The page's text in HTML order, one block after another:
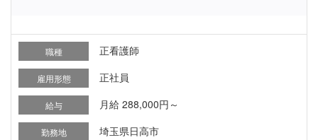
職種 正看護師
雇用形態 正社員
給与 月給 288,000円～
勤務地 埼玉県日高市